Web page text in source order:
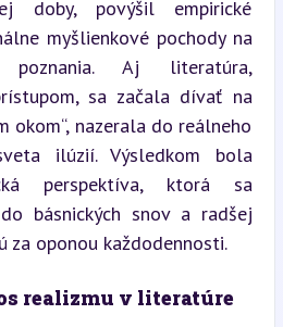
doby, povýšil empirické
myšlienkové pochody na
poznania. Aj literatúra,
sa začala dívať na
okom“, nazerala do reálneho
ilúzií. Výsledkom bola
perspektíva, ktorá sa
básnických snov a radšej
za oponou každodennosti.
realizmu v literatúre